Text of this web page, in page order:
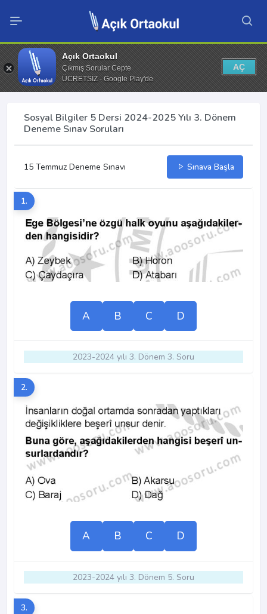
Açık Ortaokul
Çıkmış Sorular Cepte
ÜCRETSİZ - Google Play'de
AÇ
Sosyal Bilgiler 5 Dersi 2024-2025 Yılı 3. Dönem
Deneme Sınav Soruları
15 Temmuz Deneme Sınavı Sınava Başla
1.
A B C D
2023-2024 yılı 3. Dönem 3. Soru
2.
A B C D
2023-2024 yılı 3. Dönem 5. Soru
3.